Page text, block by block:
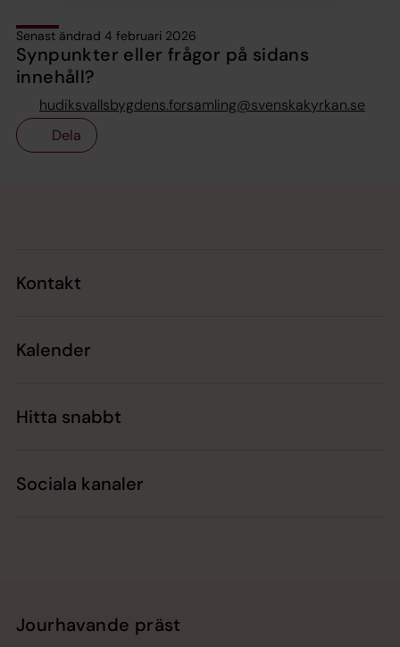
Senast ändrad 4 februari 2026
Synpunkter eller frågor på sidans
innehåll?
hudiksvallsbygdens.forsamling@svenskakyrkan.se
Dela
Kontakt
Kalender
Hitta snabbt
Sociala kanaler
Jourhavande präst